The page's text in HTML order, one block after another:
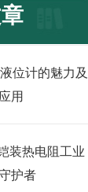
位计的魅力及
用
装热电阻工业
护者